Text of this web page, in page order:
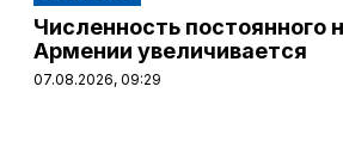
Численность постоянного
Армении увеличивается
07.08.2026, 09:29